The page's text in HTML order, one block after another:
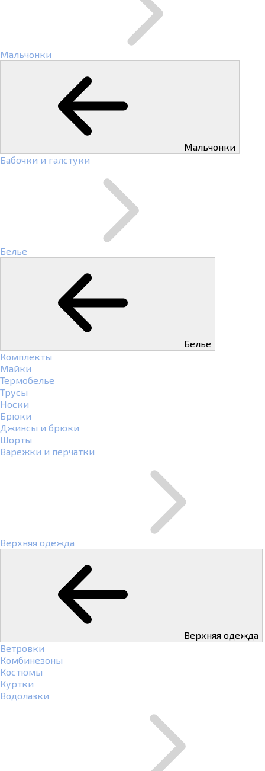
Мальчонки
Мальчонки
Бабочки и галстуки
Белье
Белье
Комплекты
Майки
Термобелье
Трусы
Носки
Брюки
Джинсы и брюки
Шорты
Варежки и перчатки
Верхняя одежда
Верхняя одежда
Ветровки
Комбинезоны
Костюмы
Куртки
Водолазки